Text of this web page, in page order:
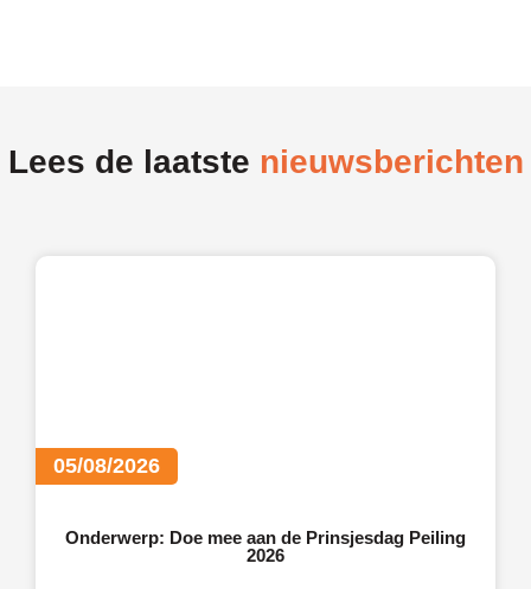
Lees de laatste nieuwsberichten
05/08/2026
Onderwerp: Doe mee aan de Prinsjesdag Peiling
2026